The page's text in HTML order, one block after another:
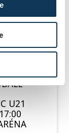
NB I/B
U21